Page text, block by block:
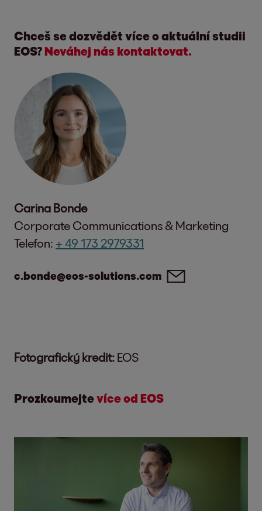
Chceš se dozvědět více o aktuální studii
EOS? Neváhej nás kontaktovat.
Carina Bonde
Corporate Communications & Marketing
Telefon: + 49 173 2979331
c.bonde@eos-solutions.com
Fotografický kredit: EOS
Prozkoumejtevíce od EOS